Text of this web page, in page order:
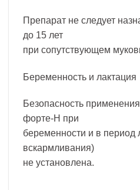
Препарат не следует
до 15 лет
при сопутствующем
Беременность и лактация
Безопасность
форте-Н при
беременности и в период
вскармливания)
не установлена.